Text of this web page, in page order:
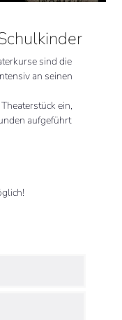
sind die
an seinen
ein,
aufgeführt